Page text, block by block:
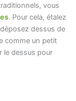
vous
. Pour cela, étalez
dessus de
comme un petit
le dessus pour